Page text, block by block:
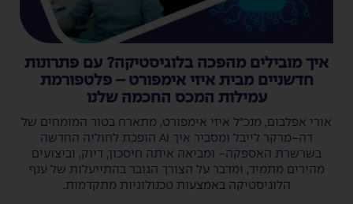
איך מובילים מהפכה בלוגיסטיקה? עם פתרונות
חדשניים מבית איזי אימפורט – פלטפורמת
עמילות המכס החכמה שלנו
אורי אפלבום, מנכ"ל איזי אימפורט, מתארח בטור המומחים של
דה-מרקר לייבל ומסביר איך AI הופכת לחוליה החדשה
בשרשרת האספקה- ומביאה איתה חיסכון, דיוק, וביצועים
מהירים מתמיד, ומדבר על הצורך הגובר בהתייעלות של ענף
הלוגיסטיקה באמצעות טכנולוגיות מתקדמות.